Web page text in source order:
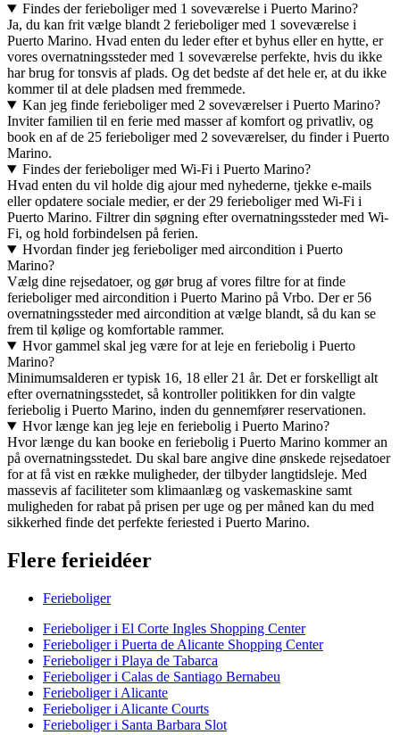
Findes der ferieboliger med 1 soveværelse i Puerto Marino?
Ja, du kan frit vælge blandt 2 ferieboliger med 1 soveværelse i
Puerto Marino. Hvad enten du leder efter et byhus eller en hytte, er
vores overnatningssteder med 1 soveværelse perfekte, hvis du ikke
har brug for tonsvis af plads. Og det bedste af det hele er, at du ikke
kommer til at dele pladsen med fremmede.
Kan jeg finde ferieboliger med 2 soveværelser i Puerto Marino?
Inviter familien til en ferie med masser af komfort og privatliv, og
book en af de 25 ferieboliger med 2 soveværelser, du finder i Puerto
Marino.
Findes der ferieboliger med Wi-Fi i Puerto Marino?
Hvad enten du vil holde dig ajour med nyhederne, tjekke e-mails
eller opdatere sociale medier, er der 29 ferieboliger med Wi-Fi i
Puerto Marino. Filtrer din søgning efter overnatningssteder med Wi-
Fi, og hold forbindelsen på ferien.
Hvordan finder jeg ferieboliger med aircondition i Puerto
Marino?
Vælg dine rejsedatoer, og gør brug af vores filtre for at finde
ferieboliger med aircondition i Puerto Marino på Vrbo. Der er 56
overnatningssteder med aircondition at vælge blandt, så du kan se
frem til kølige og komfortable rammer.
Hvor gammel skal jeg være for at leje en feriebolig i Puerto
Marino?
Minimumsalderen er typisk 16, 18 eller 21 år. Det er forskelligt alt
efter overnatningsstedet, så kontroller politikken for din valgte
feriebolig i Puerto Marino, inden du gennemfører reservationen.
Hvor længe kan jeg leje en feriebolig i Puerto Marino?
Hvor længe du kan booke en feriebolig i Puerto Marino kommer an
på overnatningsstedet. Du skal bare angive dine ønskede rejsedatoer
for at få vist en række muligheder, der tilbyder langtidsleje. Med
massevis af faciliteter som klimaanlæg og vaskemaskine samt
muligheden for rabat på prisen per uge og per måned kan du med
sikkerhed finde det perfekte feriested i Puerto Marino.
Flere ferieidéer
Ferieboliger
Ferieboliger i El Corte Ingles Shopping Center
Ferieboliger i Puerta de Alicante Shopping Center
Ferieboliger i Playa de Tabarca
Ferieboliger i Calas de Santiago Bernabeu
Ferieboliger i Alicante
Ferieboliger i Alicante Courts
Ferieboliger i Santa Barbara Slot